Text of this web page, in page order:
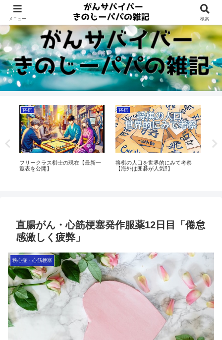
Dreams beyond 60s
将棋
フリークラス棋士の現在【最新一
覧表を公開】
将棋
将棋の人口を世界的にみて考察
【海外は囲碁が人気⁉】
直腸がん・心筋梗塞発作服薬12日目「倦怠
感激しく疲弊」
狭心症・心筋梗塞
メニュー 検索